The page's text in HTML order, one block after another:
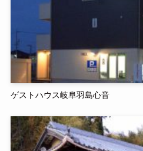
ゲストハウス岐阜羽島心音